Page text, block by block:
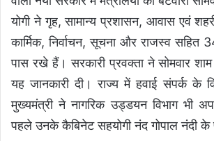
योगी ने गृह, सामान्य प्रशासन, आवास एवं
कार्मिक, निर्वाचन, सूचना और राजस्व सहित
पास रखे हैं। सरकारी प्रवक्ता ने सोमवार
यह जानकारी दी। राज्य में हवाई संपर्क के
मुख्यमंत्री ने नागरिक उड्डयन विभाग भी
पहले उनके कैबिनेट सहयोगी नंद गोपाल नंदी के